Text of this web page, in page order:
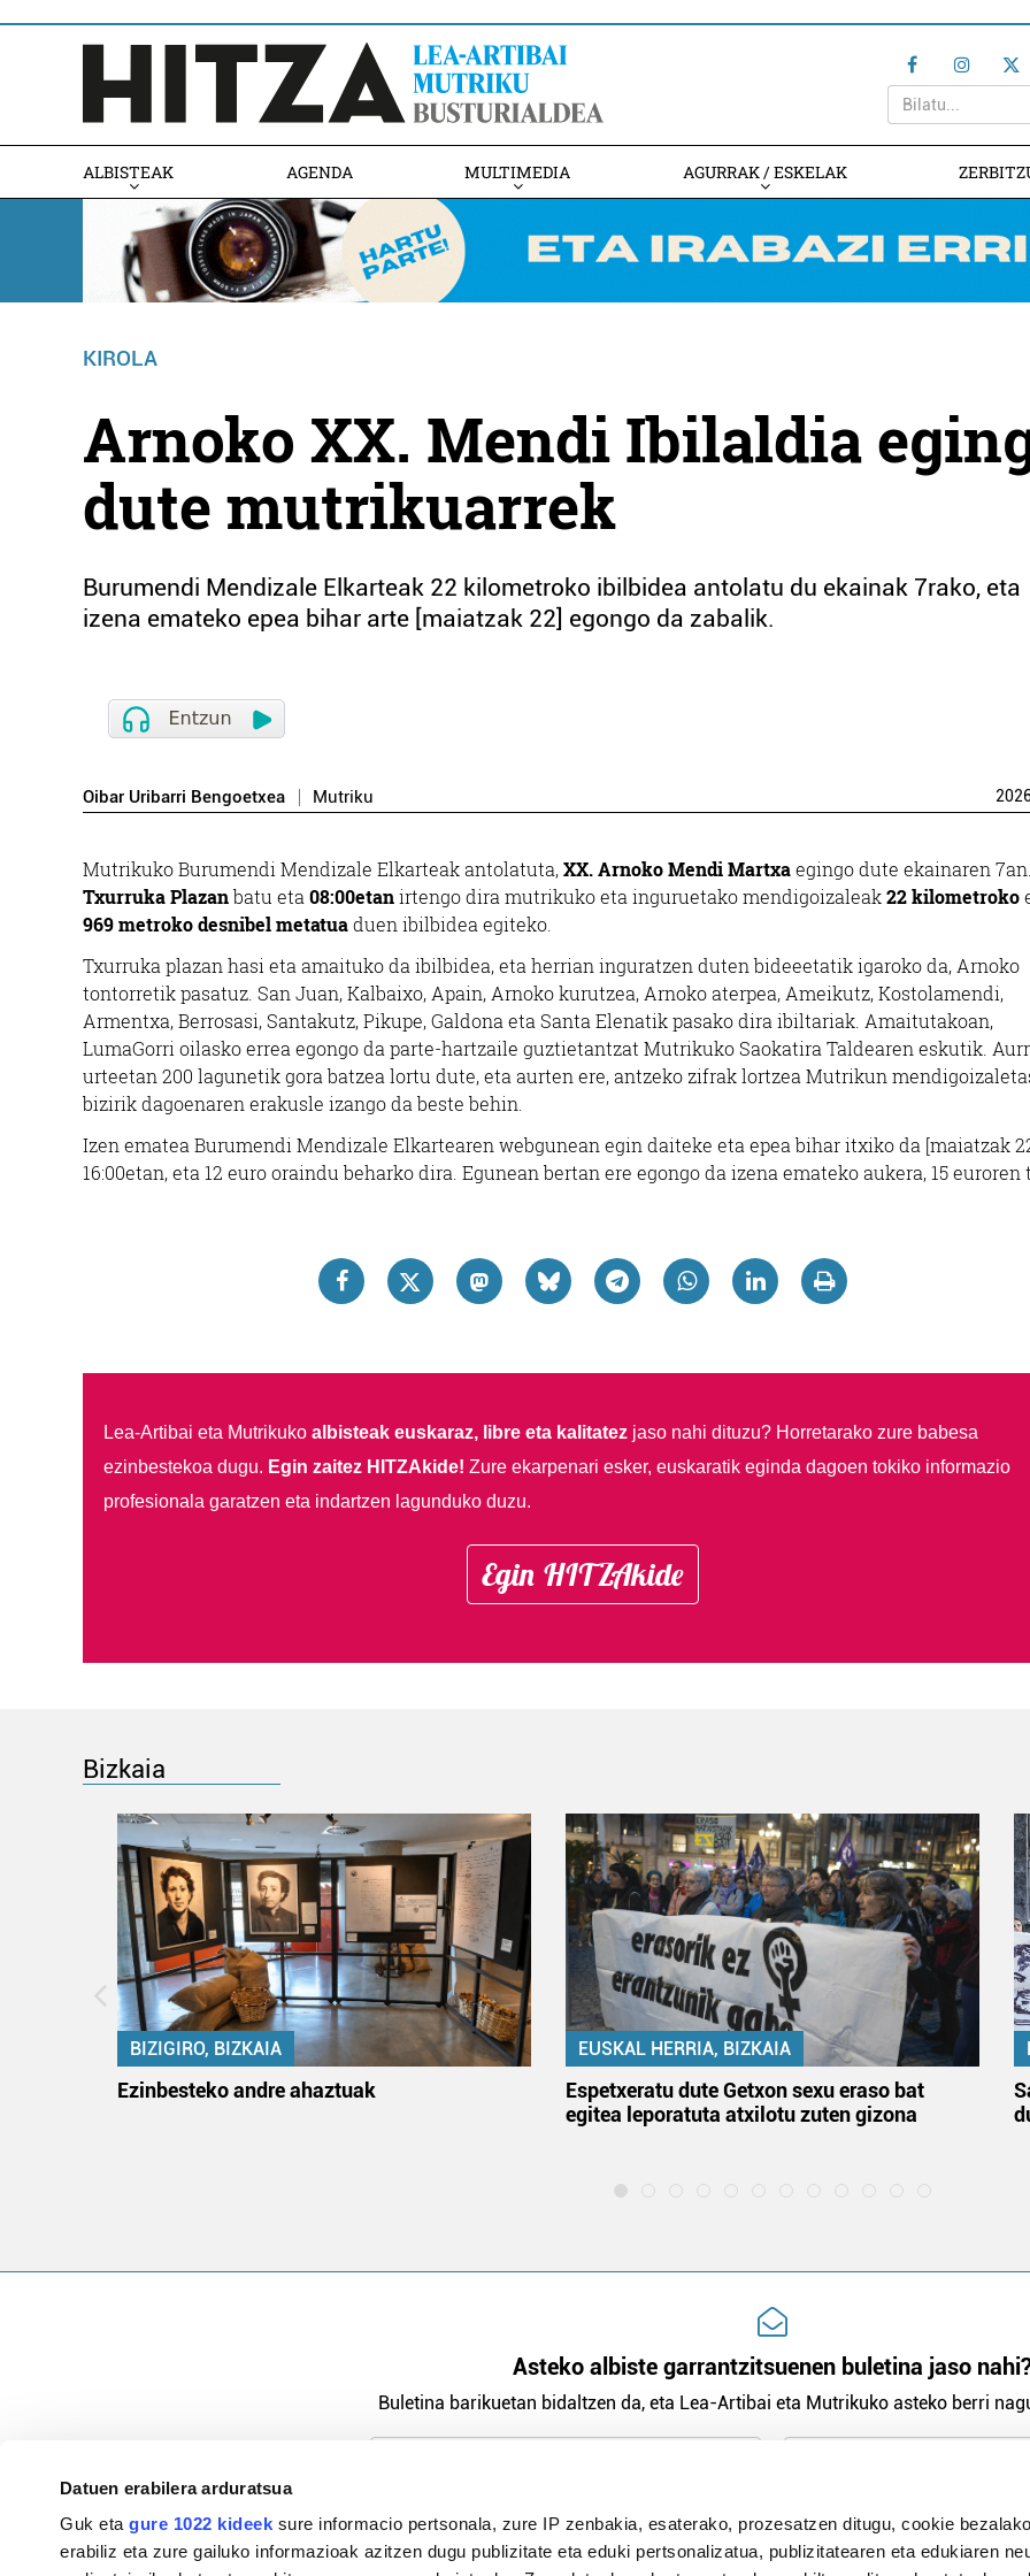
Datuen erabilera arduratsua
Guk etagure 1022 kideek sure informacio pertsonala, zure IP zenbakia, esaterako, prozesatzen ditugu, cookie
erabiliz eta zure gailuko informazioak azitzen dugu publizitate eta eduki pertsonalizatua, publizitatearen eta edukiaren
ALBISTEAK AGENDA MULTIMEDIA AGURRAK / ESKELAK
KIROLA
Arnoko XX. Mendi Ibilaldia
dute mutrikuarrek
Burumendi Mendizale Elkarteak 22 kilometroko ibilbidea antolatu du ekainak 7rako, eta
izena emateko epea bihar arte [maiatzak 22] egongo da zabalik.
Oibar Uribarri Bengoetxea Mutriku
Mutrikuko Burumendi Mendizale Elkarteak antolatuta,XX. Arnoko Mendi Martxaegingo dute ekainaren 7an.
Txurruka Plazanbatu eta 08:00etanirtengo dira mutrikuko eta inguruetako mendigoizaleak22 kilometroko
969 metroko desnibel metatuaduen ibilbidea egiteko.
Txurruka plazan hasi eta amaituko da ibilbidea, eta herrian inguratzen duten bideeetatik igaroko da, Arnoko
tontorretik pasatuz. San Juan, Kalbaixo, Apain, Arnoko kurutzea, Arnoko aterpea, Ameikutz, Kostolamendi,
Armentxa, Berrosasi, Santakutz, Pikupe, Galdona eta Santa Elenatik pasako dira ibiltariak. Amaitutakoan,
LumaGorri oilasko errea egongo da parte-hartzaile guztietantzat Mutrikuko Saokatira Taldearen eskutik.
urteetan 200 lagunetik gora batzea lortu dute, eta aurten ere, antzeko zifrak lortzea Mutrikun
bizirik dagoenaren erakusle izango da beste behin.
Izen ematea Burumendi Mendizale Elkartearen webgunean egin daiteke eta epea bihar itxiko da [maiatzak
16:00etan, eta 12 euro oraindu beharko dira. Egunean bertan ere egongo da izena emateko aukera, 15 euroren
Lea-Artibai eta Mutrikuko albisteak euskaraz, libre eta kalitatezjaso nahi dituzu? Horretarako zure babesa
ezinbestekoa dugu. Egin zaitez HITZAkide! Zure ekarpenari esker, euskaratik eginda dagoen tokiko informazio
profesionala garatzen eta indartzen lagunduko duzu.
Egin HITZAkide
Bizkaia
BIZIGIRO, BIZKAIA
Ezinbesteko andre ahaztuak
EUSKAL HERRIA, BIZKAIA
Espetxeratu dute Getxon sexu eraso bat
egitea leporatuta atxilotu zuten gizona
Asteko albiste garrantzitsuenen buletina jaso
Buletina barikuetan bidaltzen da, eta Lea-Artibai eta Mutrikuko asteko berri